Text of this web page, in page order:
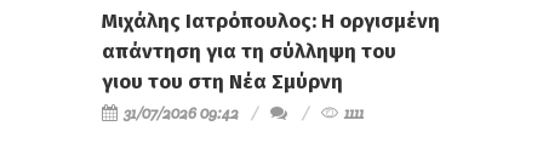
Μιχάλης Ιατρόπουλος: Η οργισμένη
απάντηση για τη σύλληψη του
γιου του στη Νέα Σμύρνη
31/07/2026 09:42 1111